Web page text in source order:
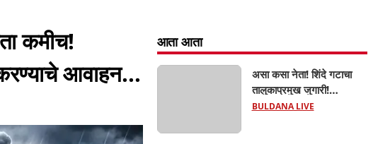
कमीच!
आवाहन...
आता आता
असा कसा नेता! शिंदे गटाचा
तालुकाप्रमुख जुगारी!
खामगावात तालुकाप्रमुखांच्या
BULDANA LIVE